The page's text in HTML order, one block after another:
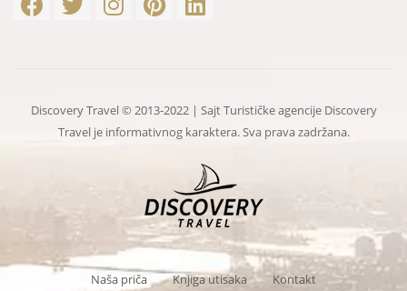
Discovery Travel © 2013-2022 | Sajt Turističke agencije Discovery
Travel je informativnog karaktera. Sva prava zadržana.
Naša priča Knjiga utisaka Kontakt